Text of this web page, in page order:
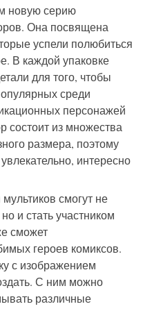
новую серию
Она посвящена
успели полюбиться
В каждой упаковке
для того, чтобы
среди
персонажей
состоит из множества
размера, поэтому
интересно
смогут не
и стать участником
сможет
героев комиксов.
с изображением
С ним можно
различные